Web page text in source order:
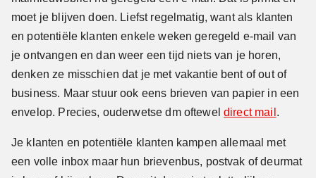
moet je blijven doen. Liefst regelmatig, want als klanten
en potentiële klanten enkele weken geregeld e-mail van
je ontvangen en dan weer een tijd niets van je horen,
denken ze misschien dat je met vakantie bent of out of
business. Maar stuur ook eens brieven van papier in een
envelop. Precies, ouderwetse dm ofteweldirect mail .
Je klanten en potentiële klanten kampen allemaal met
een volle inbox maar hun brievenbus, postvak of deurmat